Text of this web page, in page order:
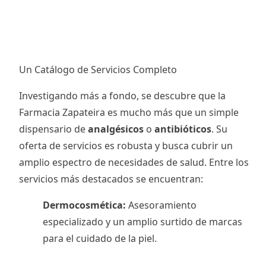
Un Catálogo de Servicios Completo
Investigando más a fondo, se descubre que la
Farmacia Zapateira es mucho más que un simple
dispensario deanalgésicos o antibióticos. Su
oferta de servicios es robusta y busca cubrir un
amplio espectro de necesidades de salud. Entre los
servicios más destacados se encuentran:
Dermocosmética: Asesoramiento
especializado y un amplio surtido de marcas
para el cuidado de la piel.